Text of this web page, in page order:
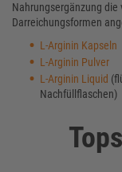
Nahrungsergänzung
Darreichungsformen
L-Arginin Kapseln
L-Arginin Pulver
L-Arginin Liquid
Nachfüllflaschen)